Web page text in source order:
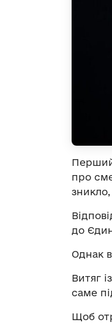
Перший
про
зникло,
до
Однак
Витяг
саме
Щоб